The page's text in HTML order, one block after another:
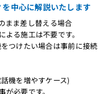
中心に解説いたします
まま差し替える場合
る施工は不要です。
けたい場合は事前に接続
機を増やすケース)
必要です。